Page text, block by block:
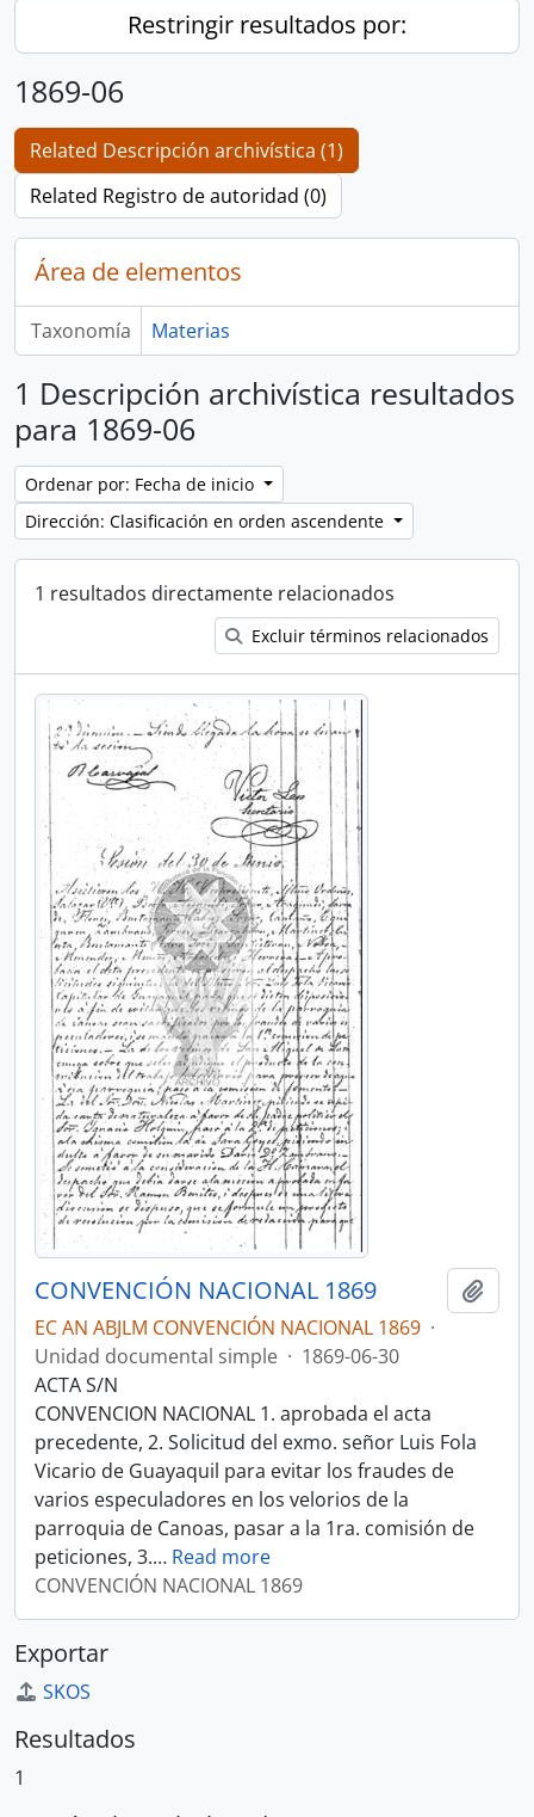
Restringir resultados por:
1869-06
Related Descripción archivística (1)
Related Registro de autoridad (0)
Área de elementos
Taxonomía Materias
1 Descripción archivística resultados
para 1869-06
Ordenar por: Fecha de inicio
Dirección: Clasificación en orden ascendente
1 resultados directamente relacionados
Excluir términos relacionados
CONVENCIÓN NACIONAL 1869
EC AN ABJLM CONVENCIÓN NACIONAL 1869 ·
Unidad documental simple · 1869-06-30
ACTA S/N
CONVENCION NACIONAL 1. aprobada el acta
precedente, 2. Solicitud del exmo. señor Luis Fola
Vicario de Guayaquil para evitar los fraudes de
varios especuladores en los velorios de la
parroquia de Canoas, pasar a la 1ra. comisión de
peticiones, 3.… Read more
CONVENCIÓN NACIONAL 1869
Exportar
SKOS
Resultados
1